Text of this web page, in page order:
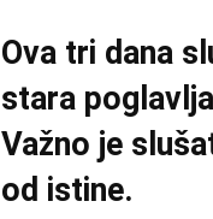
Ova tri dana
stara
Važno je
od istine.